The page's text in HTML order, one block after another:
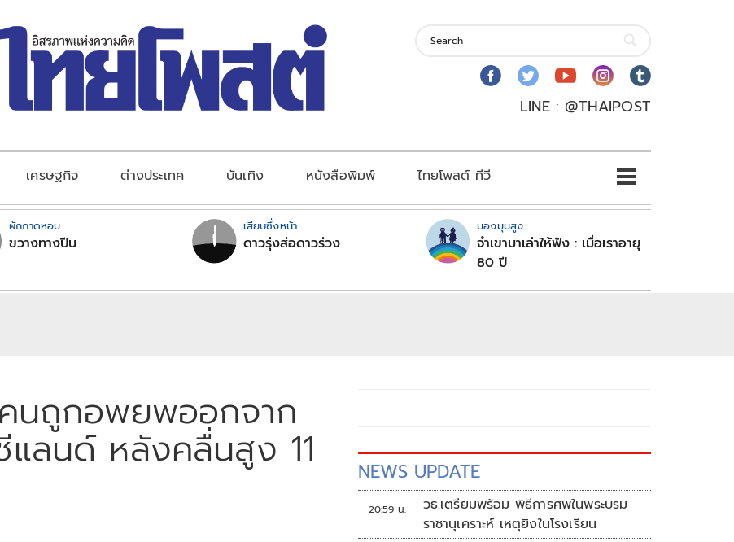
LINE : @THAIPOST
เศรษฐกิจ ต่างประเทศ บันเทิง หนังสือพิมพ์ ไทยโพสต์ ทีวี
ผักกาดหอม
ขวางทางปืน
เสียบซึ่งหน้า
ดาวรุ่งส่อดาวร่วง
มองมุมสูง
จำเขามาเล่าให้ฟัง : เมื่อเราอายุ
80 ปี
คนถูกอพยพออกจาก
ลนด์ หลังคลื่นสูง 11 NEWS UPDATE
20:59 น.
วธ.เตรียมพร้อม พิธีการศพในพระบรม
ราชานุเคราะห์ เหตุยิงในโรงเรียน